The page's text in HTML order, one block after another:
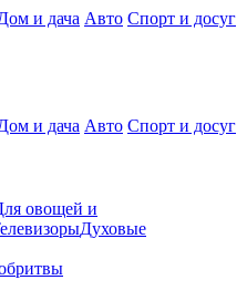
и дача Авто Спорт и досуг
и дача Авто Спорт и досуг
овощей и
Духовые